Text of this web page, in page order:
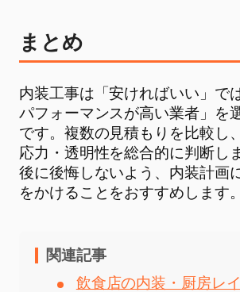
まとめ
内装工事は「安ければいい」で
パフォーマンスが高い業者」を
です。複数の見積もりを比較し
応力・透明性を総合的に判断し
後に後悔しないよう、内装計画
をかけることをおすすめします。
関連記事
飲食店の内装・厨房レ